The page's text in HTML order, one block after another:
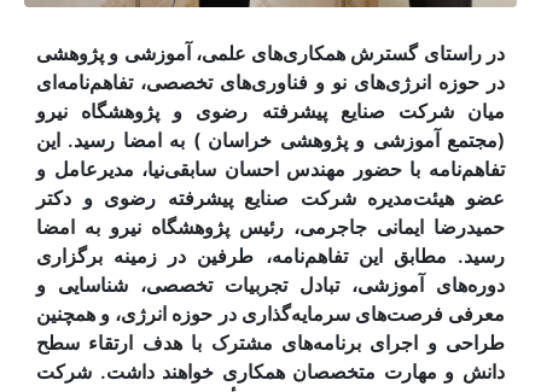
در راستای گسترش همکاری‌های علمی، آموزشی و پژوهشی
در حوزه انرژی‌های نو و فناوری‌های تخصصی، تفاهم‌نامه‌ای
میان شرکت صنایع پیشرفته رضوی و پژوهشگاه نیرو
(مجتمع آموزشی و پژوهشی خراسان ) به امضا رسید. این
تفاهم‌نامه با حضور مهندس احسان سابقی‌نیا، مدیرعامل و
عضو هیئت‌مدیره شرکت صنایع پیشرفته رضوی و دکتر
حمیدرضا ایمانی جاجرمی، رئیس پژوهشگاه نیرو به امضا
رسید. مطابق این تفاهم‌نامه، طرفین در زمینه برگزاری
دوره‌های آموزشی، تبادل تجربیات تخصصی، شناسایی و
معرفی فرصت‌های سرمایه‌گذاری در حوزه انرژی، و همچنین
طراحی و اجرای برنامه‌های مشترک با هدف ارتقاء سطح
دانش و مهارت متخصصان همکاری خواهند داشت. شرکت